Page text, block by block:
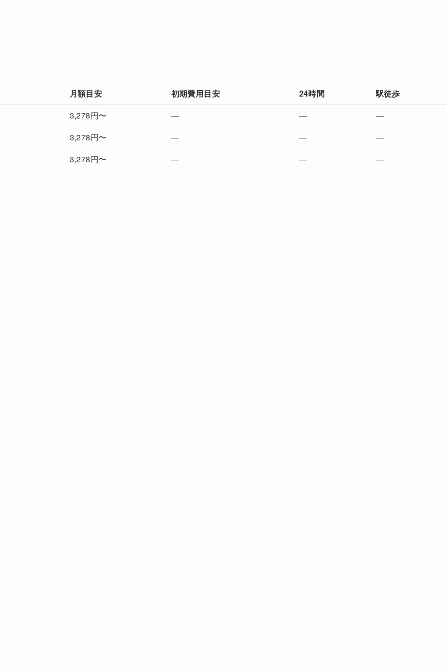
月額目安 初期費用目安 24時間
駅徒歩
3,278円〜
— —
—
3,278円〜
— —
—
3,278円〜
— — —